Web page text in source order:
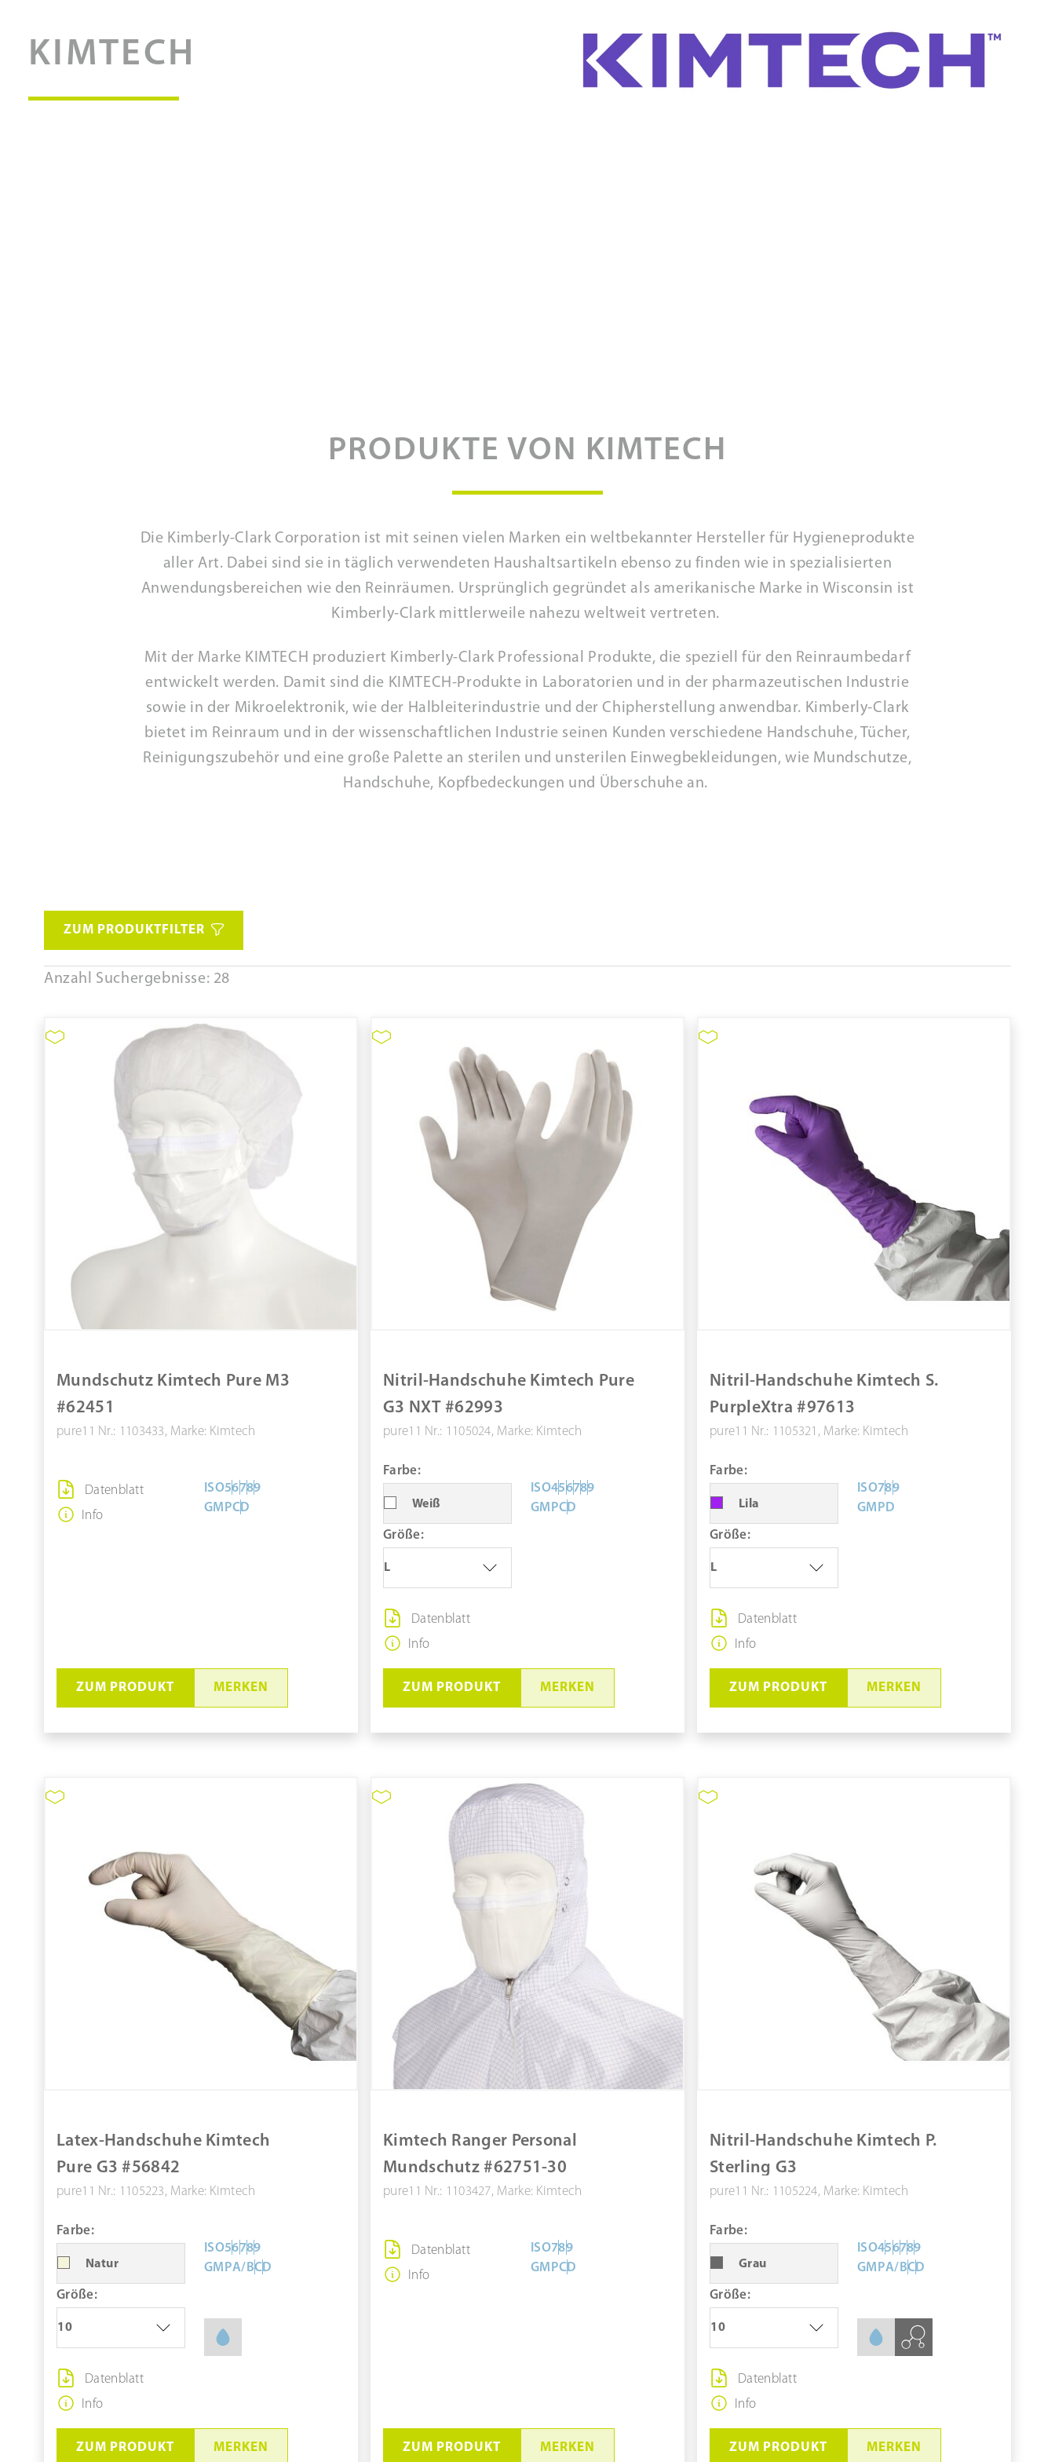
KIMTECH
PRODUKTE VON KIMTECH
Die Kimberly-Clark Corporation ist mit seinen vielen Marken ein weltbekannter Hersteller für Hygieneprodukte
aller Art. Dabei sind sie in täglich verwendeten Haushaltsartikeln ebenso zu finden wie in spezialisierten
Anwendungsbereichen wie den Reinräumen. Ursprünglich gegründet als amerikanische Marke in Wisconsin ist
Kimberly-Clark mittlerweile nahezu weltweit vertreten.
Mit der Marke KIMTECH produziert Kimberly-Clark Professional Produkte, die speziell für den Reinraumbedarf
entwickelt werden. Damit sind die KIMTECH-Produkte in Laboratorien und in der pharmazeutischen Industrie
sowie in der Mikroelektronik, wie der Halbleiterindustrie und der Chipherstellung anwendbar. Kimberly-Clark
bietet im Reinraum und in der wissenschaftlichen Industrie seinen Kunden verschiedene Handschuhe, Tücher,
Reinigungszubehör und eine große Palette an sterilen und unsterilen Einwegbekleidungen, wie Mundschutze,
Handschuhe, Kopfbedeckungen und Überschuhe an.
ZUM PRODUKTFILTER
Anzahl Suchergebnisse: 28
Mundschutz Kimtech Pure M3
#62451
pure11 Nr.: 1103433, Marke: Kimtech
Datenblatt
Info
ISO56789
GMPCD
ZUM PRODUKT MERKEN
pure11 Nr.: 1103433, Marke: Kimtech
Material Polyethylen/Polyester
Marke: Kimtech
Art des Mundschutzes: Reinraum-
Mundschutz
Gebrauch: Einweg
Fixierung: mit Ohrenschlaufen
Material: Polyethylen/Polyester
Nitril-Handschuhe Kimtech Pure
G3 NXT #62993
pure11 Nr.: 1105024, Marke: Kimtech
Weiß
Farbe:
L
Größe:
Datenblatt
Info
ISO456789
GMPCD
ZUM PRODUKT MERKEN
Nitril-Handschuhe Kimtech
Pure G3 NXT #62993
pure11 Nr.: 1105024, Marke: Kimtech
Größe 1000STK
Material Nitril
Marke: Kimtech
Handschuhtyp: Dünnfilm
Länge in cm: 30,5 cm
Chemikalienbeständigkeit - Typ: Typ C
Puderfrei
Nitril-Handschuhe Kimtech Pure G3 NXT
#62993
Nitril-Handschuhe Kimtech S.
PurpleXtra #97613
pure11 Nr.: 1105321, Marke: Kimtech
Lila
Farbe:
L
Größe:
Datenblatt
Info
ISO789
GMP D
ZUM PRODUKT MERKEN
pure11 Nr.: 1105321, Marke: Kimtech
Marke: Kimtech
Handschuhtyp: Dünnfilm
Länge in cm: 30 cm
Chemikalienbeständigkeit - Typ: Typ B
Puderfrei
Nitril-Handschuhe Kimtech S. PurpleXtra
Latex-Handschuhe Kimtech
Pure G3 #56842
pure11 Nr.: 1105223, Marke: Kimtech
Natur
Farbe:
10
Größe:
Datenblatt
Info
ISO56789
GMPA/BCD
ZUM PRODUKT MERKEN
Kimtech Ranger Personal
Mundschutz #62751-30
pure11 Nr.: 1103427, Marke: Kimtech
Datenblatt
Info
ISO789
GMPCD
ZUM PRODUKT MERKEN
Nitril-Handschuhe Kimtech P.
Sterling G3
pure11 Nr.: 1105224, Marke: Kimtech
Grau
Farbe:
10
Größe:
Datenblatt
Info
ISO456789
GMPA/BCD
ZUM PRODUKT MERKEN